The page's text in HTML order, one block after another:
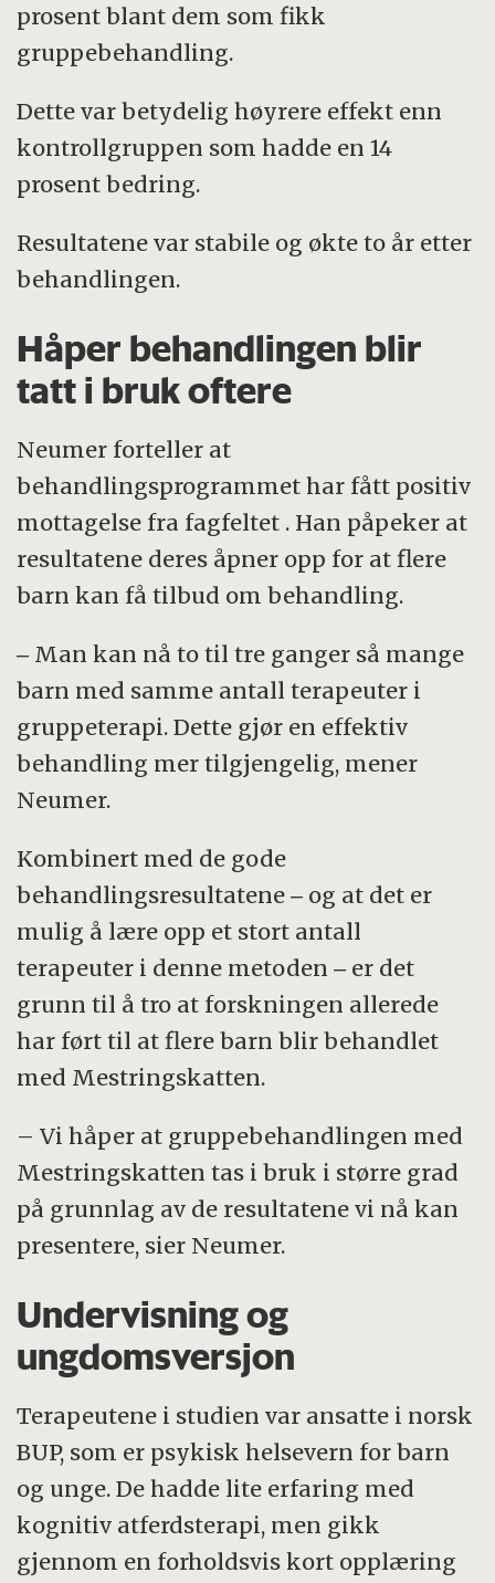
prosent blant dem som fikk
gruppebehandling.
Dette var betydelig høyrere effekt enn
kontrollgruppen som hadde en 14
prosent bedring.
Resultatene var stabile og økte to år etter
behandlingen.
Håper behandlingen blir
tatt i bruk oftere
Neumer forteller at
behandlingsprogrammet har fått positiv
mottagelse fra fagfeltet . Han påpeker at
resultatene deres åpner opp for at flere
barn kan få tilbud om behandling.
‒ Man kan nå to til tre ganger så mange
barn med samme antall terapeuter i
gruppeterapi. Dette gjør en effektiv
behandling mer tilgjengelig, mener
Neumer.
Kombinert med de gode
behandlingsresultatene ‒ og at det er
mulig å lære opp et stort antall
terapeuter i denne metoden ‒ er det
grunn til å tro at forskningen allerede
har ført til at flere barn blir behandlet
med Mestringskatten.
– Vi håper at gruppebehandlingen med
Mestringskatten tas i bruk i større grad
på grunnlag av de resultatene vi nå kan
presentere, sier Neumer.
Undervisning og
ungdomsversjon
Terapeutene i studien var ansatte i norsk
BUP, som er psykisk helsevern for barn
og unge. De hadde lite erfaring med
kognitiv atferdsterapi, men gikk
gjennom en forholdsvis kort opplæring